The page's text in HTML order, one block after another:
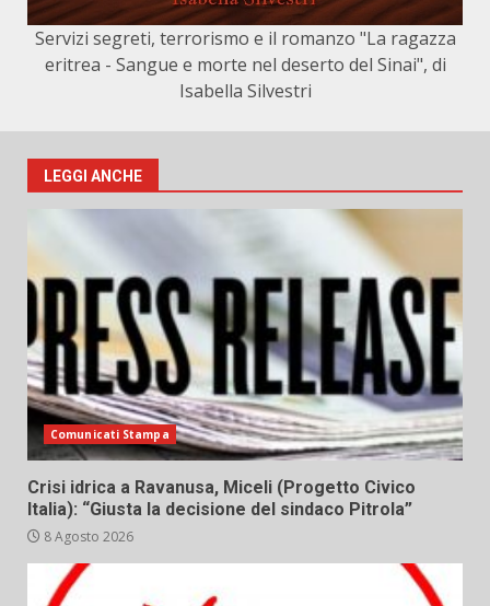
Servizi segreti, terrorismo e il romanzo "La ragazza
eritrea - Sangue e morte nel deserto del Sinai", di
Isabella Silvestri
LEGGI ANCHE
Comunicati Stampa
Crisi idrica a Ravanusa, Miceli (Progetto Civico
Italia): “Giusta la decisione del sindaco Pitrola”
8 Agosto 2026